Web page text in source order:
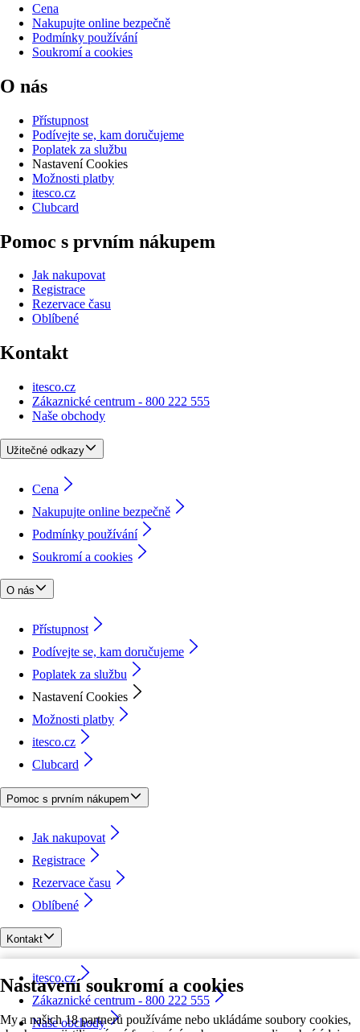
Nastavení soukromí a cookies
My a našich 18 partnerů používáme nebo ukládáme soubory cookies,
Cena
Nakupujte online bezpečně
Podmínky používání
Soukromí a cookies
O nás
Přístupnost
Podívejte se, kam doručujeme
Poplatek za službu
Nastavení Cookies
Možnosti platby
itesco.cz
Clubcard
Pomoc s prvním nákupem
Jak nakupovat
Registrace
Rezervace času
Oblíbené
Kontakt
itesco.cz
Zákaznické centrum - 800 222 555
Naše obchody
Užitečné odkazy
Cena
Nakupujte online bezpečně
Podmínky používání
Soukromí a cookies
O nás
Přístupnost
Podívejte se, kam doručujeme
Poplatek za službu
Nastavení Cookies
Možnosti platby
itesco.cz
Clubcard
Pomoc s prvním nákupem
Jak nakupovat
Registrace
Rezervace času
Oblíbené
Kontakt
itesco.cz
Zákaznické centrum - 800 222 555
Naše obchody